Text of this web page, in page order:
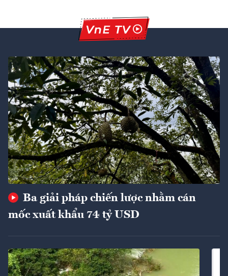
Ba giải pháp chiến lược nhằm cán
mốc xuất khẩu 74 tỷ USD